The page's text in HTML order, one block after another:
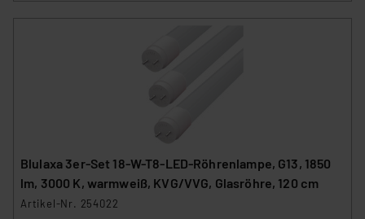
Blulaxa 3er-Set 18-W-T8-LED-Röhrenlampe, G13, 1850
lm, 3000 K, warmweiß, KVG/VVG, Glasröhre, 120 cm
Artikel-Nr. 254022